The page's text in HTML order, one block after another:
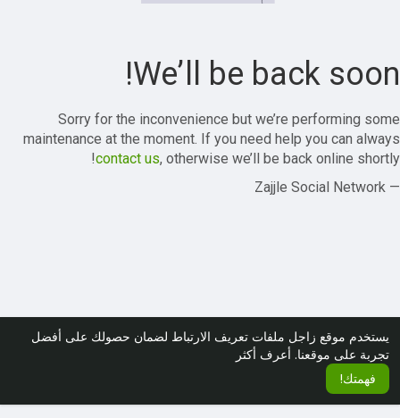
يستخدم موقع زاجل ملفات تعريف الارتباط لضمان حصولك على أفضل
تجربة على موقعنا. أعرف أكثر
فهمتك!
We’ll be back soon!
Sorry for the inconvenience but we’re performing some
maintenance at the moment. If you need help you can always
contact us, otherwise we’ll be back online shortly!
— Zajjle Social Network